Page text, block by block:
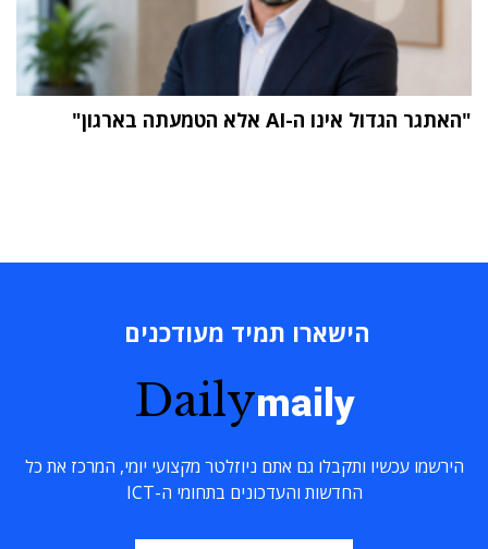
"האתגר הגדול אינו ה-AI אלא הטמעתה בארגון"
הישארו תמיד מעודכנים
Dailymaily
הירשמו עכשיו ותקבלו גם אתם ניוזלטר מקצועי יומי, המרכז את כל
החדשות והעדכונים בתחומי ה-ICT